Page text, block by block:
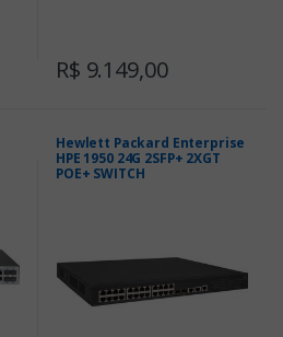
R$ 9.149,00
Hewlett Packard Enterprise
HPE 1950 24G 2SFP+ 2XGT
POE+ SWITCH